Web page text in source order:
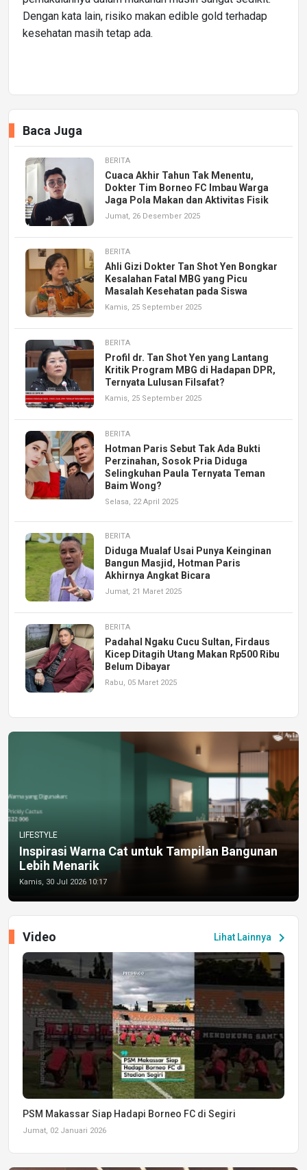
Dengan kata lain, risiko makan edible gold terhadap
kesehatan masih tetap ada.
Baca Juga
BERITA
Cuaca Akhir Tahun Tak Menentu,
Dokter Tim Borneo FC Imbau Warga
Jaga Pola Makan dan Aktivitas Fisik
Jumat, 26 Desember 2025
BERITA
Ahli Gizi Dokter Tan Shot Yen Bongkar
Kesalahan Fatal MBG yang Picu
Masalah Kesehatan pada Siswa
Kamis, 25 September 2025
BERITA
Profil dr. Tan Shot Yen yang Lantang
Kritik Program MBG di Hadapan DPR,
Ternyata Lulusan Filsafat?
Kamis, 25 September 2025
BERITA
Hotman Paris Sebut Tak Ada Bukti
Perzinahan, Sosok Pria Diduga
Selingkuhan Paula Ternyata Teman
Baim Wong?
Selasa, 22 April 2025
BERITA
Diduga Mualaf Usai Punya Keinginan
Bangun Masjid, Hotman Paris
Akhirnya Angkat Bicara
Jumat, 21 Maret 2025
BERITA
Padahal Ngaku Cucu Sultan, Firdaus
Kicep Ditagih Utang Makan Rp500 Ribu
Belum Dibayar
Rabu, 05 Maret 2025
LIFESTYLE
Inspirasi Warna Cat untuk Tampilan Bangunan
Lebih Menarik
Kamis, 30 Jul 2026 10:17
Lihat Lainnya chevron_right
Video
PSM Makassar Siap Hadapi Borneo FC di Segiri
Jumat, 02 Januari 2026